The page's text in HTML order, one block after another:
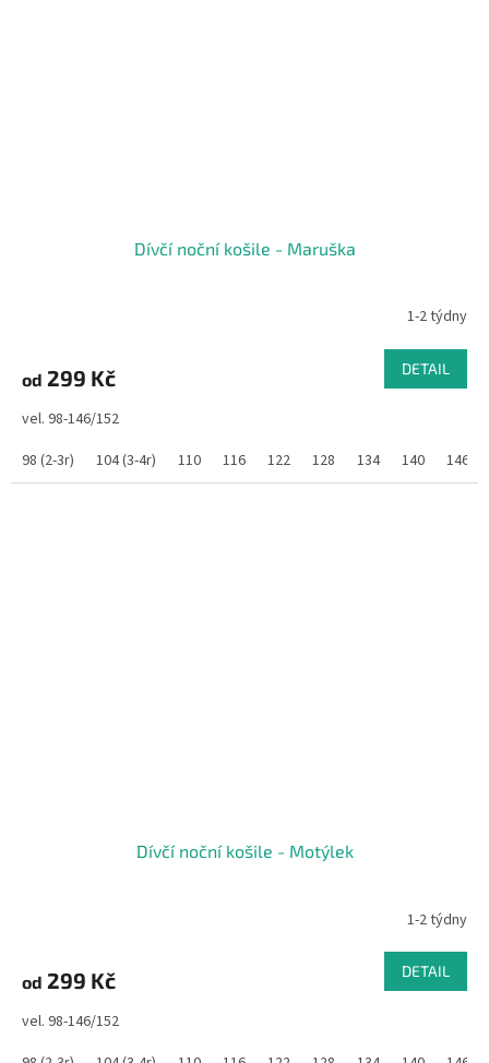
Dívčí noční košile - Maruška
1-2 týdny
od 299 Kč DETAIL
vel. 98-146/152
98 (2-3r)
104 (3-4r) 110 116 122 128 134 140 146/
Dívčí noční košile - Motýlek
1-2 týdny
od 299 Kč DETAIL
vel. 98-146/152